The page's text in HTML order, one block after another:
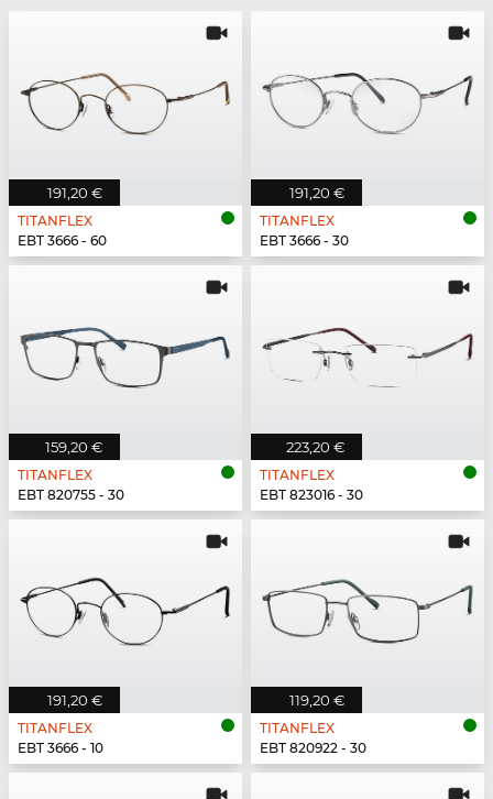
191,20 €
TITANFLEX
EBT 3666 - 60
191,20 €
TITANFLEX
EBT 3666 - 30
159,20 €
TITANFLEX
EBT 820755 - 30
223,20 €
TITANFLEX
EBT 823016 - 30
191,20 €
TITANFLEX
EBT 3666 - 10
119,20 €
TITANFLEX
EBT 820922 - 30